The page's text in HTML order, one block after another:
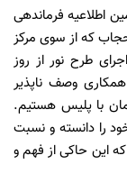
اطلاعیه فرماندهی
که از سوی مرکز
طرح نور از روز
شاهد همکاری وصف ناپذیر
با پلیس هستیم.
را دانسته و نسبت
این حاکی از فهم و